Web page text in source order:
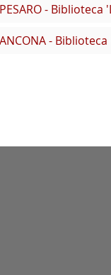
PESARO -
ANCONA -